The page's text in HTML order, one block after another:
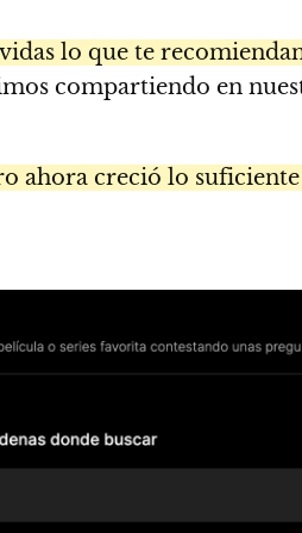
lo que te
compartiendo en
ahora creció lo